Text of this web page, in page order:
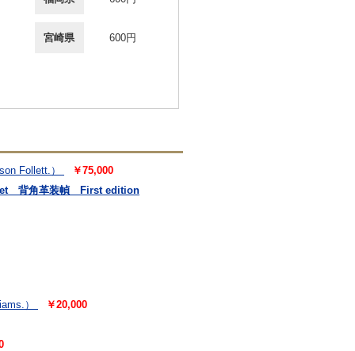
宮崎県 600円
Follett.）
￥75,000
背角革装幀 First edition
） ￥20,000